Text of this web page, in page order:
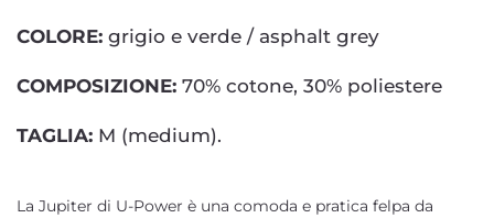
COLORE: grigio e verde / asphalt grey
COMPOSIZIONE: 70% cotone, 30% poliestere
TAGLIA: M (medium).
La Jupiter di U-Power è una comoda e pratica felpa da